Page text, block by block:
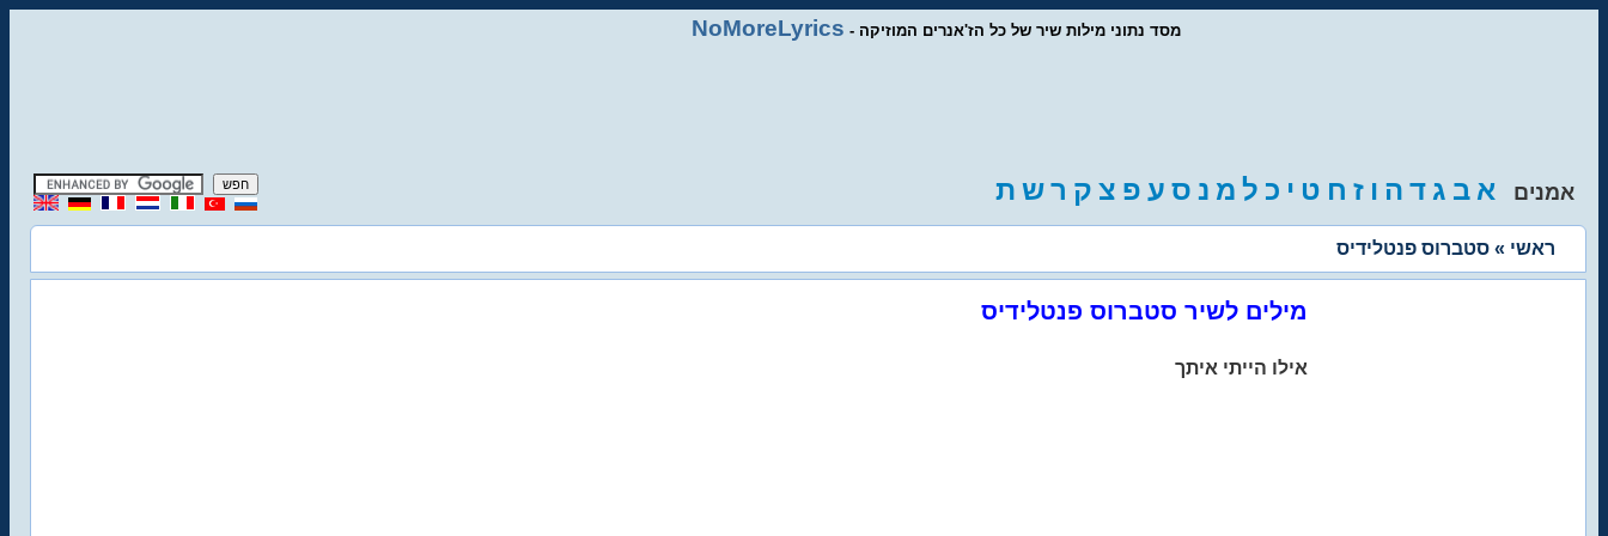
NoMoreLyrics - מסד נתוני מילות שיר של כל הז'אנרים המוזיקה
אמנים א ב ג ד ה ו ז ח ט י כ ל מ נ ס ע פ צ ק רש ת
ראשי » סטברוס פנטלידיס
מילים לשיר סטברוס פנטלידיס
אילו הייתי איתך